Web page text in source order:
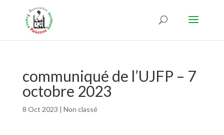
communiqué de l’UJFP – 7
octobre 2023
8 Oct 2023 | Non classé